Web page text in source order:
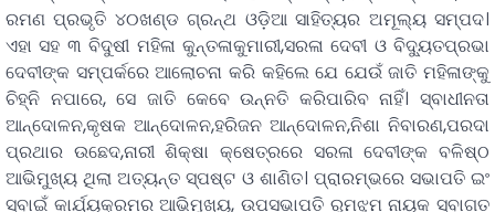
ରମଣ ପ୍ରଭୃତି ୪୦ଖଣ୍ଡ ଗ୍ରନ୍ଥ ଓଡ଼ିଆ ସାହିତ୍ୟର ଅମୂଲ୍ୟ ସମ୍ପଦ।
ଏହା ସହ ୩ ବିଦୁଷୀ ମହିଳା କୁନ୍ତଳାକୁମାରୀ,ସରଳା ଦେବୀ ଓ ବିଦ୍ୟୁତପ୍ରଭା
ଦେବୀଙ୍କ ସମ୍ପର୍କରେ ଆଲୋଚନା କରି କହିଲେ ଯେ ଯେଉଁ ଜାତି ମହିଳାଙ୍କୁ
ଚିହ୍ନି ନପାରେ, ସେ ଜାତି କେବେ ଉନ୍ନତି କରିପାରିବ ନାହିଁ। ସ୍ବାଧୀନତା
ଆନ୍ଦୋଳନ,କୃଷକ ଆନ୍ଦୋଳନ,ହରିଜନ ଆନ୍ଦୋଳନ,ନିଶା ନିବାରଣ,ପରଦା
ପ୍ରଥାର ଉଛେଦ,ନାରୀ ଶିକ୍ଷା କ୍ଷେତ୍ରରେ ସରଳା ଦେବୀଙ୍କ ବଳିଷ୍ଠ
ଆଭିମୁଖ୍ୟ ଥିଲା ଅତ୍ୟନ୍ତ ସ୍ପଷ୍ଟ ଓ ଶାଣିତ। ପ୍ରାରମ୍ଭରେ ସଭାପତି ଇଂ
ସ୍ବାଇଁ କାର୍ଯ୍ୟକ୍ରମର ଆଭିମୁଖ୍ୟ, ଉପସଭାପତି ରୁମଝୁମ ନାୟକ ସ୍ବାଗତ